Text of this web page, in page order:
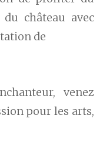
château avec
de
venez
pour les arts,